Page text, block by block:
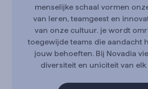
menselijke schaal vormen
van leren, teamgeest en
van onze cultuur. je wordt
toegewijde teams die aandacht
jouw behoeften. Bij Novadia
diversiteit en uniciteit van elk